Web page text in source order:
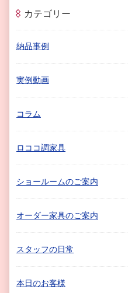
カテゴリー
納品事例
実例動画
コラム
ロココ調家具
ショールームのご案内
オーダー家具のご案内
スタッフの日常
本日のお客様